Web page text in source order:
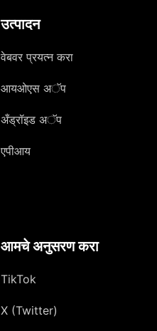
उत्पादन
वेबवर प्रयत्न करा
आयओएस अॅप
अँड्रॉइड अॅप
एपीआय
आमचे अनुसरण करा
TikTok
X (Twitter)